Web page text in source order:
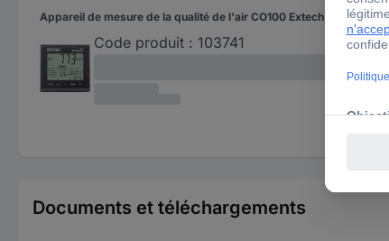
Appareil de mesure de la qualité de l'air CO100 Extech
Code produit : 103741
Documents et téléchargements